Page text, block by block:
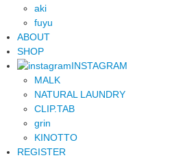
aki
fuyu
ABOUT
SHOP
INSTAGRAM
MALK
NATURAL LAUNDRY
CLIP.TAB
grin
KINOTTO
REGISTER